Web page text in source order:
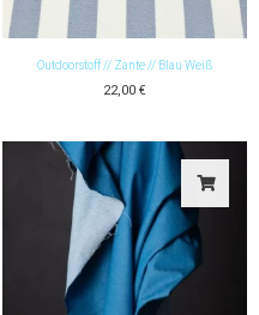
Outdoorstoff // Zante // Blau Weiß
22,00 €